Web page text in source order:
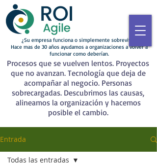
¿Su empresa funciona o simplemente sobrevive?
Hace mas de 30 años ayudamos a organizaciones a volver a
funcionar como deberían.
Procesos que se vuelven lentos. Proyectos
que no avanzan. Tecnología que deja de
acompañar al negocio. Personas
sobrecargadas. Descubrimos las causas,
alineamos la organización y hacemos
posible el cambio.
Entrada
Todas las entradas